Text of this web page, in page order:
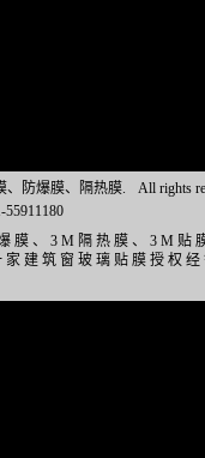
、防爆膜、隔热膜.
All rights
55911180
膜、3M隔热膜、3M
建筑窗玻璃贴膜授权